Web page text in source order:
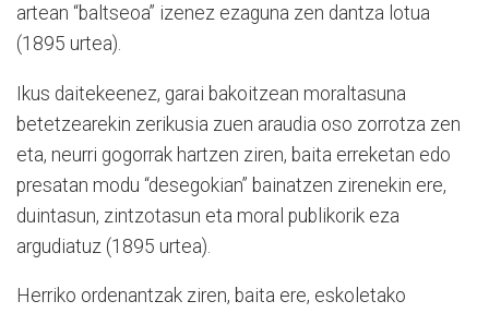
artean “baltseoa” izenez ezaguna zen dantza lotua
(1895 urtea).
Ikus daitekeenez, garai bakoitzean moraltasuna
betetzearekin zerikusia zuen araudia oso zorrotza zen
eta, neurri gogorrak hartzen ziren, baita erreketan edo
presatan modu “desegokian” bainatzen zirenekin ere,
duintasun, zintzotasun eta moral publikorik eza
argudiatuz (1895 urtea).
Herriko ordenantzak ziren, baita ere, eskoletako